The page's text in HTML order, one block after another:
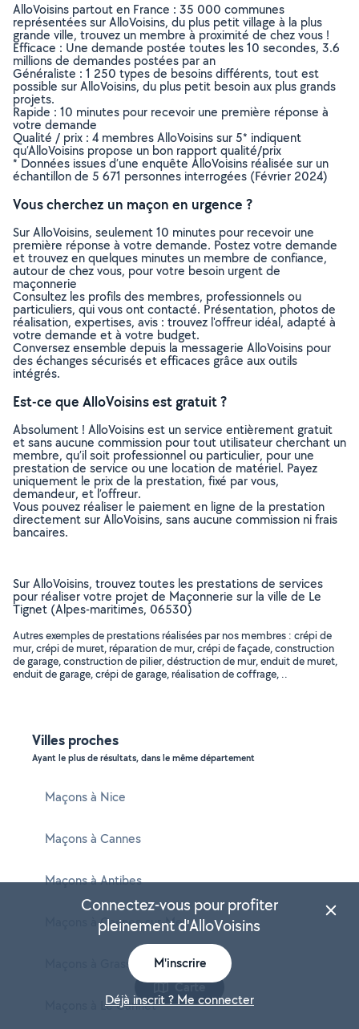
AlloVoisins partout en France : 35 000 communes
représentées sur AlloVoisins, du plus petit village à la plus
grande ville, trouvez un membre à proximité de chez vous !
Efficace : Une demande postée toutes les 10 secondes, 3.6
millions de demandes postées par an
Généraliste : 1 250 types de besoins différents, tout est
possible sur AlloVoisins, du plus petit besoin aux plus grands
projets.
Rapide : 10 minutes pour recevoir une première réponse à
votre demande
Qualité / prix : 4 membres AlloVoisins sur 5* indiquent
qu’AlloVoisins propose un bon rapport qualité/prix
* Données issues d’une enquête AlloVoisins réalisée sur un
échantillon de 5 671 personnes interrogées (Février 2024)
Vous cherchez un maçon en urgence ?
Sur AlloVoisins, seulement 10 minutes pour recevoir une
première réponse à votre demande. Postez votre demande
et trouvez en quelques minutes un membre de confiance,
autour de chez vous, pour votre besoin urgent de
maçonnerie
Consultez les profils des membres, professionnels ou
particuliers, qui vous ont contacté. Présentation, photos de
réalisation, expertises, avis : trouvez l'offreur idéal, adapté à
votre demande et à votre budget.
Conversez ensemble depuis la messagerie AlloVoisins pour
des échanges sécurisés et efficaces grâce aux outils
intégrés.
Est-ce que AlloVoisins est gratuit ?
Absolument ! AlloVoisins est un service entièrement gratuit
et sans aucune commission pour tout utilisateur cherchant un
membre, qu’il soit professionnel ou particulier, pour une
prestation de service ou une location de matériel. Payez
uniquement le prix de la prestation, fixé par vous,
demandeur, et l’offreur.
Vous pouvez réaliser le paiement en ligne de la prestation
directement sur AlloVoisins, sans aucune commission ni frais
bancaires.
Sur AlloVoisins, trouvez toutes les prestations de services
pour réaliser votre projet de Maçonnerie sur la ville de Le
Tignet (Alpes-maritimes, 06530)
Autres exemples de prestations réalisées par nos membres : crépi de
mur, crépi de muret, réparation de mur, crépi de façade, construction
de garage, construction de pilier, déstruction de mur, enduit de muret,
enduit de garage, crépi de garage, réalisation de coffrage, ..
Villes proches
Ayant le plus de résultats, dans le même département
Maçons à Nice
Maçons à Cannes
Maçons à Antibes
Maçons à Cagnes-sur-Mer
Maçons à Grasse
Maçons à Le Cannet
Carte
Connectez-vous pour profiter
pleinement d'AlloVoisins
M'inscrire
Déjà inscrit ? Me connecter